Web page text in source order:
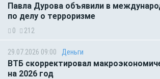
Павла Дурова объявили в
по делу о терроризме
0 212
29.07.2026 09:00 Деньги
ВТБ скорректировал
на 2026 год